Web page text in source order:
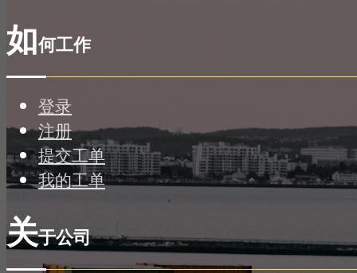
如何工作
登录
注册
提交工单
我的工单
关于公司